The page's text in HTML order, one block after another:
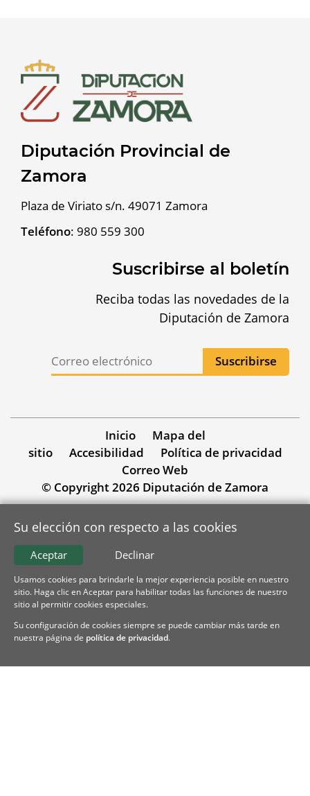
Diputación Provincial de
Zamora
Plaza de Viriato s/n. 49071 Zamora
Teléfono: 980 559 300
Suscribirse al boletín
Reciba todas las novedades de la
Diputación de Zamora
Inicio
Mapa del
sitio
Accesibilidad
Política de privacidad
Correo Web
© Copyright 2026 Diputación de Zamora
Su elección con respecto a las cookies
Declinar
Aceptar
Usamos cookies para brindarle la mejor experiencia posible en nuestro
sitio. Haga clic en Aceptar para habilitar todas las funciones de nuestro
sitio al permitir cookies especiales.
Su configuración de cookies siempre se puede cambiar más tarde en
nuestra página de política de privacidad.